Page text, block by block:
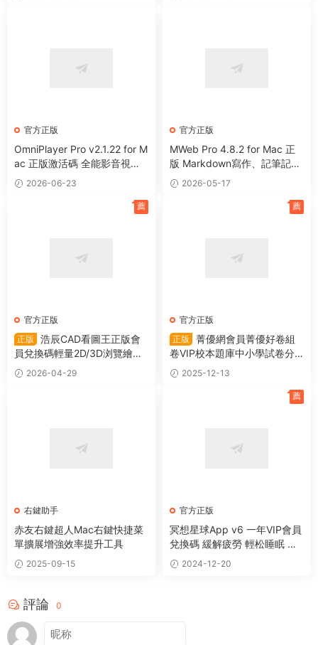
官方正版
OmniPlayer Pro v2.1.22 for M
ac 正版激活碼 全能影音視頻
播放器
2026-06-23
官方正版
MWeb Pro 4.8.2 for Mac 正
版 Markdown寫作、記筆記、
靜态博客生成軟件
2026-05-17
官方正版
正版
浩辰CAD看圖王正版會
員兌換碼輕量2D/3D浏覽繪圖
測量标注神器
2026-04-29
薦
官方正版
正版
菁優網會員菁優好卷組
卷VIP校本題庫中小學試卷分
析備課平台
2025-12-13
薦
右鍵助手
赤友右鍵超人Mac右鍵快捷菜
單擴展增強效率提升工具
2025-09-15
官方正版
冥想星球App v6 一年VIP會員
兌換碼 緩解疲勞 輕松睡眠 白
噪音減壓神器
2024-12-20
薦
評論 0